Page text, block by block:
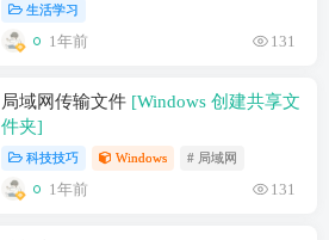
生活学习
1年前 131
局域网传输文件 [Windows 创建共享文
件夹]
科技技巧 Windows # 局域网
1年前 131